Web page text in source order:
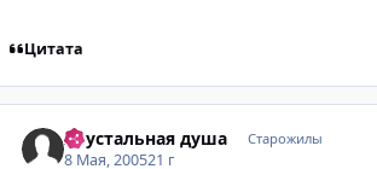
Цитата
Хрустальная душа Старожилы
8 Мая, 200521 г